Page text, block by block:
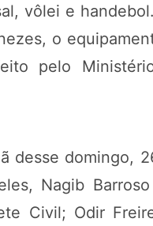
vôlei e
o
pelo
desse domingo,
Nagib
Civil; Odir